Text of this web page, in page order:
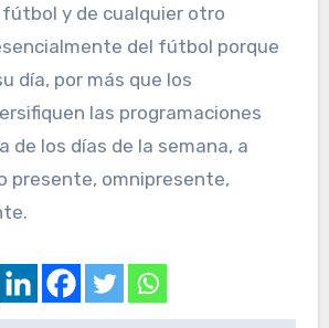
y de cualquier otro
del fútbol porque
día, por más que los
las programaciones
de los días de la semana, a
presente, omnipresente,